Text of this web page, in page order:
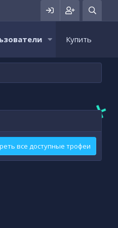
Купить
все доступные трофеи